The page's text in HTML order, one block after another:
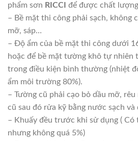
phẩm sơn RICCI
để được chất
– Bề mặt thi công phải sạch, không
mỡ, sáp…
– Độ ẩm của bề mặt thi công dưới
hoặc để bề mặt tường khô tự nhiên
trong điều kiện bình thường (nhiệt
ẩm môi trường 80%).
– Tường cũ phải cạo bỏ dầu mỡ,
cũ sau đó rửa kỹ bằng nước sạch và
– Khuấy đều trước khi sử dụng ( Có
nhưng không quá 5%)